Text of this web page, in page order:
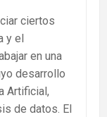
ciertos
y el
en una
desarrollo
Artificial,
de datos. El